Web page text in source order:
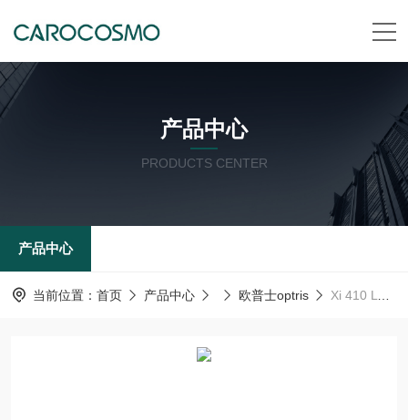
产品中心
PRODUCTS CENTER
产品中心
当前位置： 首页 产品中心 欧普士optris Xi 410 LT 18°x12°德国 欧普士optris 红外测温仪